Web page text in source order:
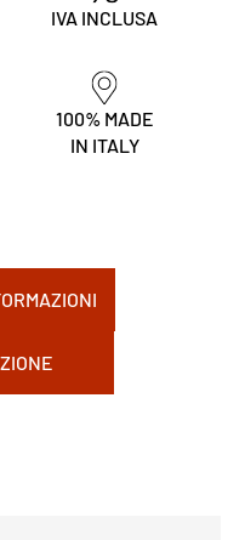
IVA INCLUSA
100% MADE
IN ITALY